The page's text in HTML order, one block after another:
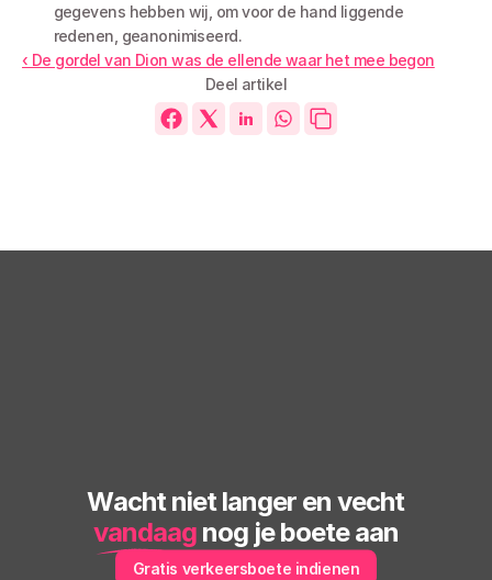
gegevens hebben wij, om voor de hand liggende
redenen, geanonimiseerd.
‹ De gordel van Dion was de ellende waar het mee begon
Deel artikel
Wacht niet langer en vecht
vandaag nog je boete aan
Gratis verkeersboete indienen